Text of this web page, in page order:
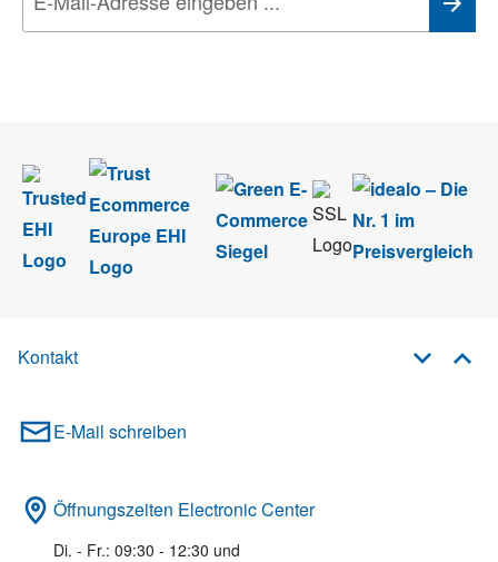
Kontakt
E-Mail schreiben
Öffnungszeiten Electronic Center
Di. - Fr.: 09:30 - 12:30 und